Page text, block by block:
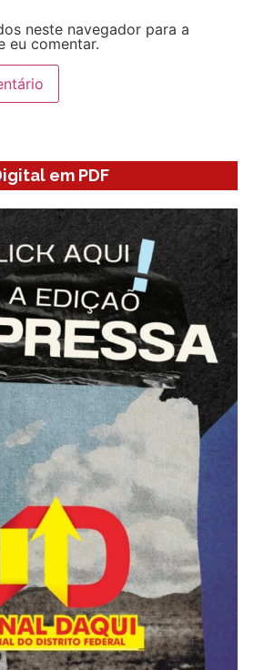
neste navegador para a
eu comentar.
em PDF